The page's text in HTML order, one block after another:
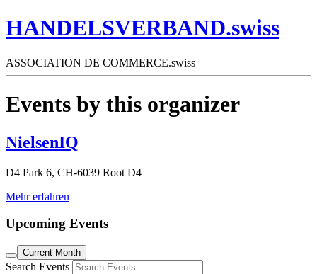
HANDELSVERBAND.swiss
ASSOCIATION DE COMMERCE.swiss
Events by this organizer
NielsenIQ
D4 Park 6, CH-6039 Root D4
Mehr erfahren
Upcoming Events
Current Month
Search Events